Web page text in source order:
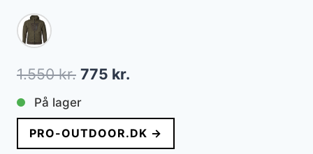
1.550kr. Den
oprindelige
pris
var:
775 kr.
pris
er:
På lager
PRO-OUTDOOR.DK →